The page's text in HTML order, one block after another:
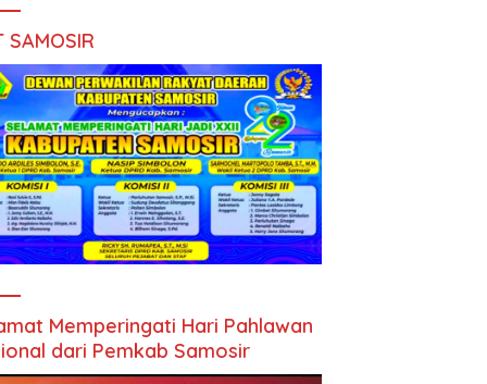
SAMOSIR
Memperingati Hari Pahlawan
dari Pemkab Samosir